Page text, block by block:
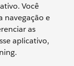
Você
navegação e
as
aplicativo,